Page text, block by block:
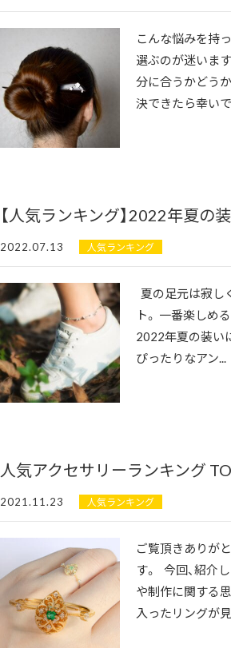
こんな悩みを持
選ぶのが迷いま
分に合うかどう
決できたら幸い
【人気ランキング】2022年夏
2022.07.13 人気ランキング
夏の足元は寂し
ト。 一番楽し
2022年夏の装
ぴったりなアン...
人気アクセサリーランキング
2021.11.23 人気ランキング
ご覧頂きありが
す。 今回、紹介
や制作に関する
入ったリングが